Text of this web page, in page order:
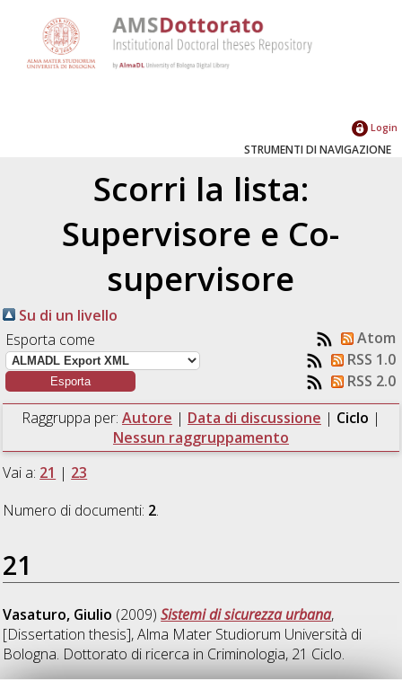
Login
STRUMENTI DI NAVIGAZIONE
Scorri la lista:
Supervisore e Co-
supervisore
Su di un livello
Esporta come
Atom
RSS 1.0
RSS 2.0
Raggruppa per: Autore | Data di discussione | Ciclo |
Nessun raggruppamento
Vai a: 21 | 23
Numero di documenti: 2.
21
Vasaturo, Giulio (2009)Sistemi di sicurezza urbana,
[Dissertation thesis], Alma Mater Studiorum Università di
Bologna. Dottorato di ricerca in Criminologia, 21 Ciclo.